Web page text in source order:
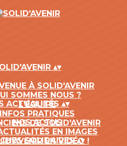
▴▾
À SOLID'AVENIR
SOMMES NOUS ?
L'ÉQUIPE
INFOS PRATIQUES
DE SOLID'AVENIR
ACTUALITÉS ▴▾
NOS ACTUS
EN IMAGES
EN VIDÉO !
SOLIDAIRES▴▾